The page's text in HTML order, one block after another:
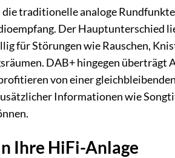
traditionelle analoge
Der Hauptunterschied
für Störungen wie Rauschen,
DAB+ hingegen überträgt
von einer
Informationen wie
Ihre HiFi-Anlage